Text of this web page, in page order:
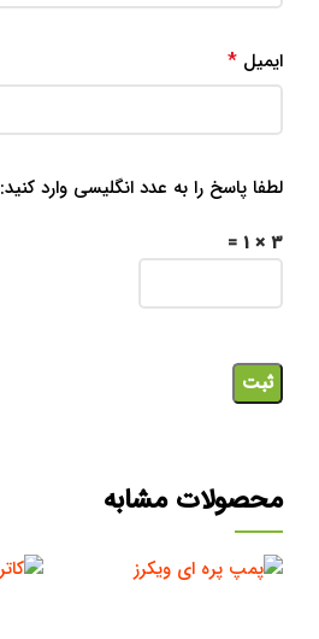
ایمیل *
لطفا پاسخ را به عدد انگلیسی وارد کنید:
3 × 1 =
محصولات مشابه